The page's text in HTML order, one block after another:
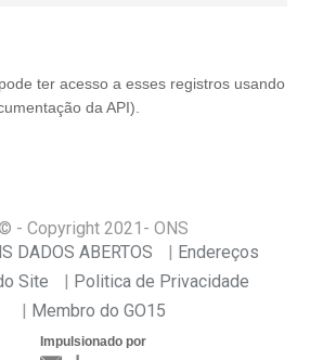
ter acesso a esses registros usando
da API ).
- Copyright 2021 - ONS
DADOS ABERTOS
Endereços
Site
Politica de Privacidade
Membro do GO15
Impulsionado por